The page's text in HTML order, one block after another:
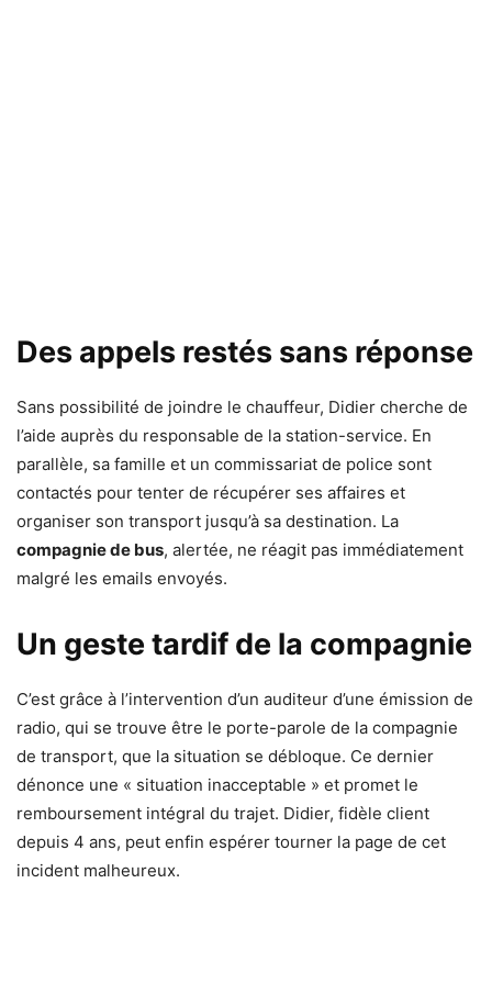
Des appels restés sans réponse
Sans possibilité de joindre le chauffeur, Didier cherche de
l’aide auprès du responsable de la station-service. En
parallèle, sa famille et un commissariat de police sont
contactés pour tenter de récupérer ses affaires et
organiser son transport jusqu’à sa destination. La
compagnie de bus, alertée, ne réagit pas immédiatement
malgré les emails envoyés.
Un geste tardif de la compagnie
C’est grâce à l’intervention d’un auditeur d’une émission de
radio, qui se trouve être le porte-parole de la compagnie
de transport, que la situation se débloque. Ce dernier
dénonce une « situation inacceptable » et promet le
remboursement intégral du trajet. Didier, fidèle client
depuis 4 ans, peut enfin espérer tourner la page de cet
incident malheureux.